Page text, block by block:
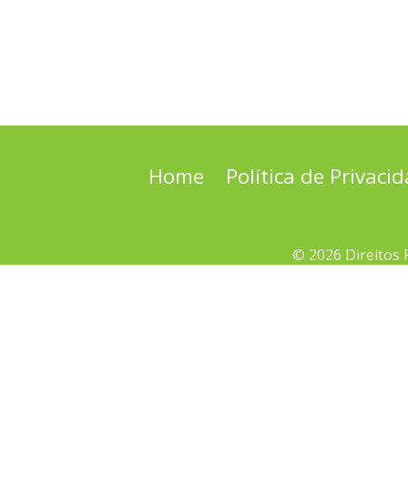
Home Política de
© 2026 Direitos